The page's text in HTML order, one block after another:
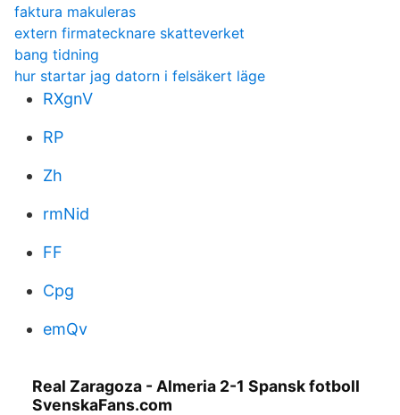
faktura makuleras
extern firmatecknare skatteverket
bang tidning
hur startar jag datorn i felsäkert läge
RXgnV
RP
Zh
rmNid
FF
Cpg
emQv
Real Zaragoza - Almeria 2-1 Spansk fotboll
SvenskaFans.com